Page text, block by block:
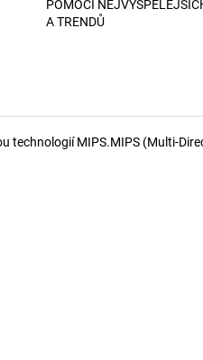
POMOCÍ
A TRENDŮ
technologií MIPS.MIPS (Multi-